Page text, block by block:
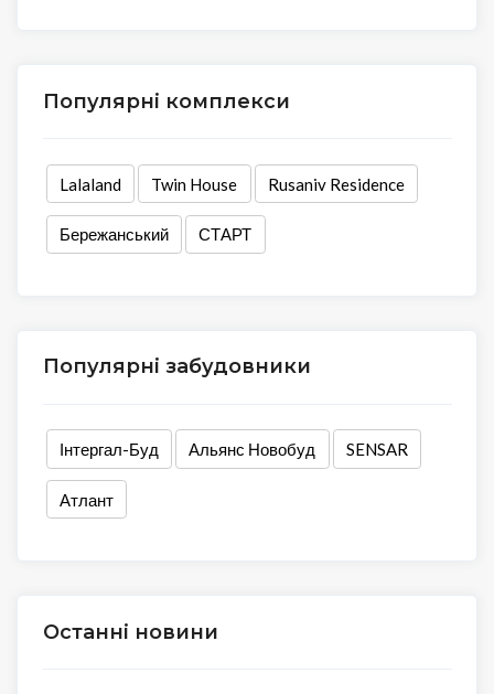
Популярні комплекси
Lalaland Twin House Rusaniv Residence
Бережанський СТАРТ
Популярні забудовники
Інтергал-Буд Альянс Новобуд SENSAR
Атлант
Останні новини